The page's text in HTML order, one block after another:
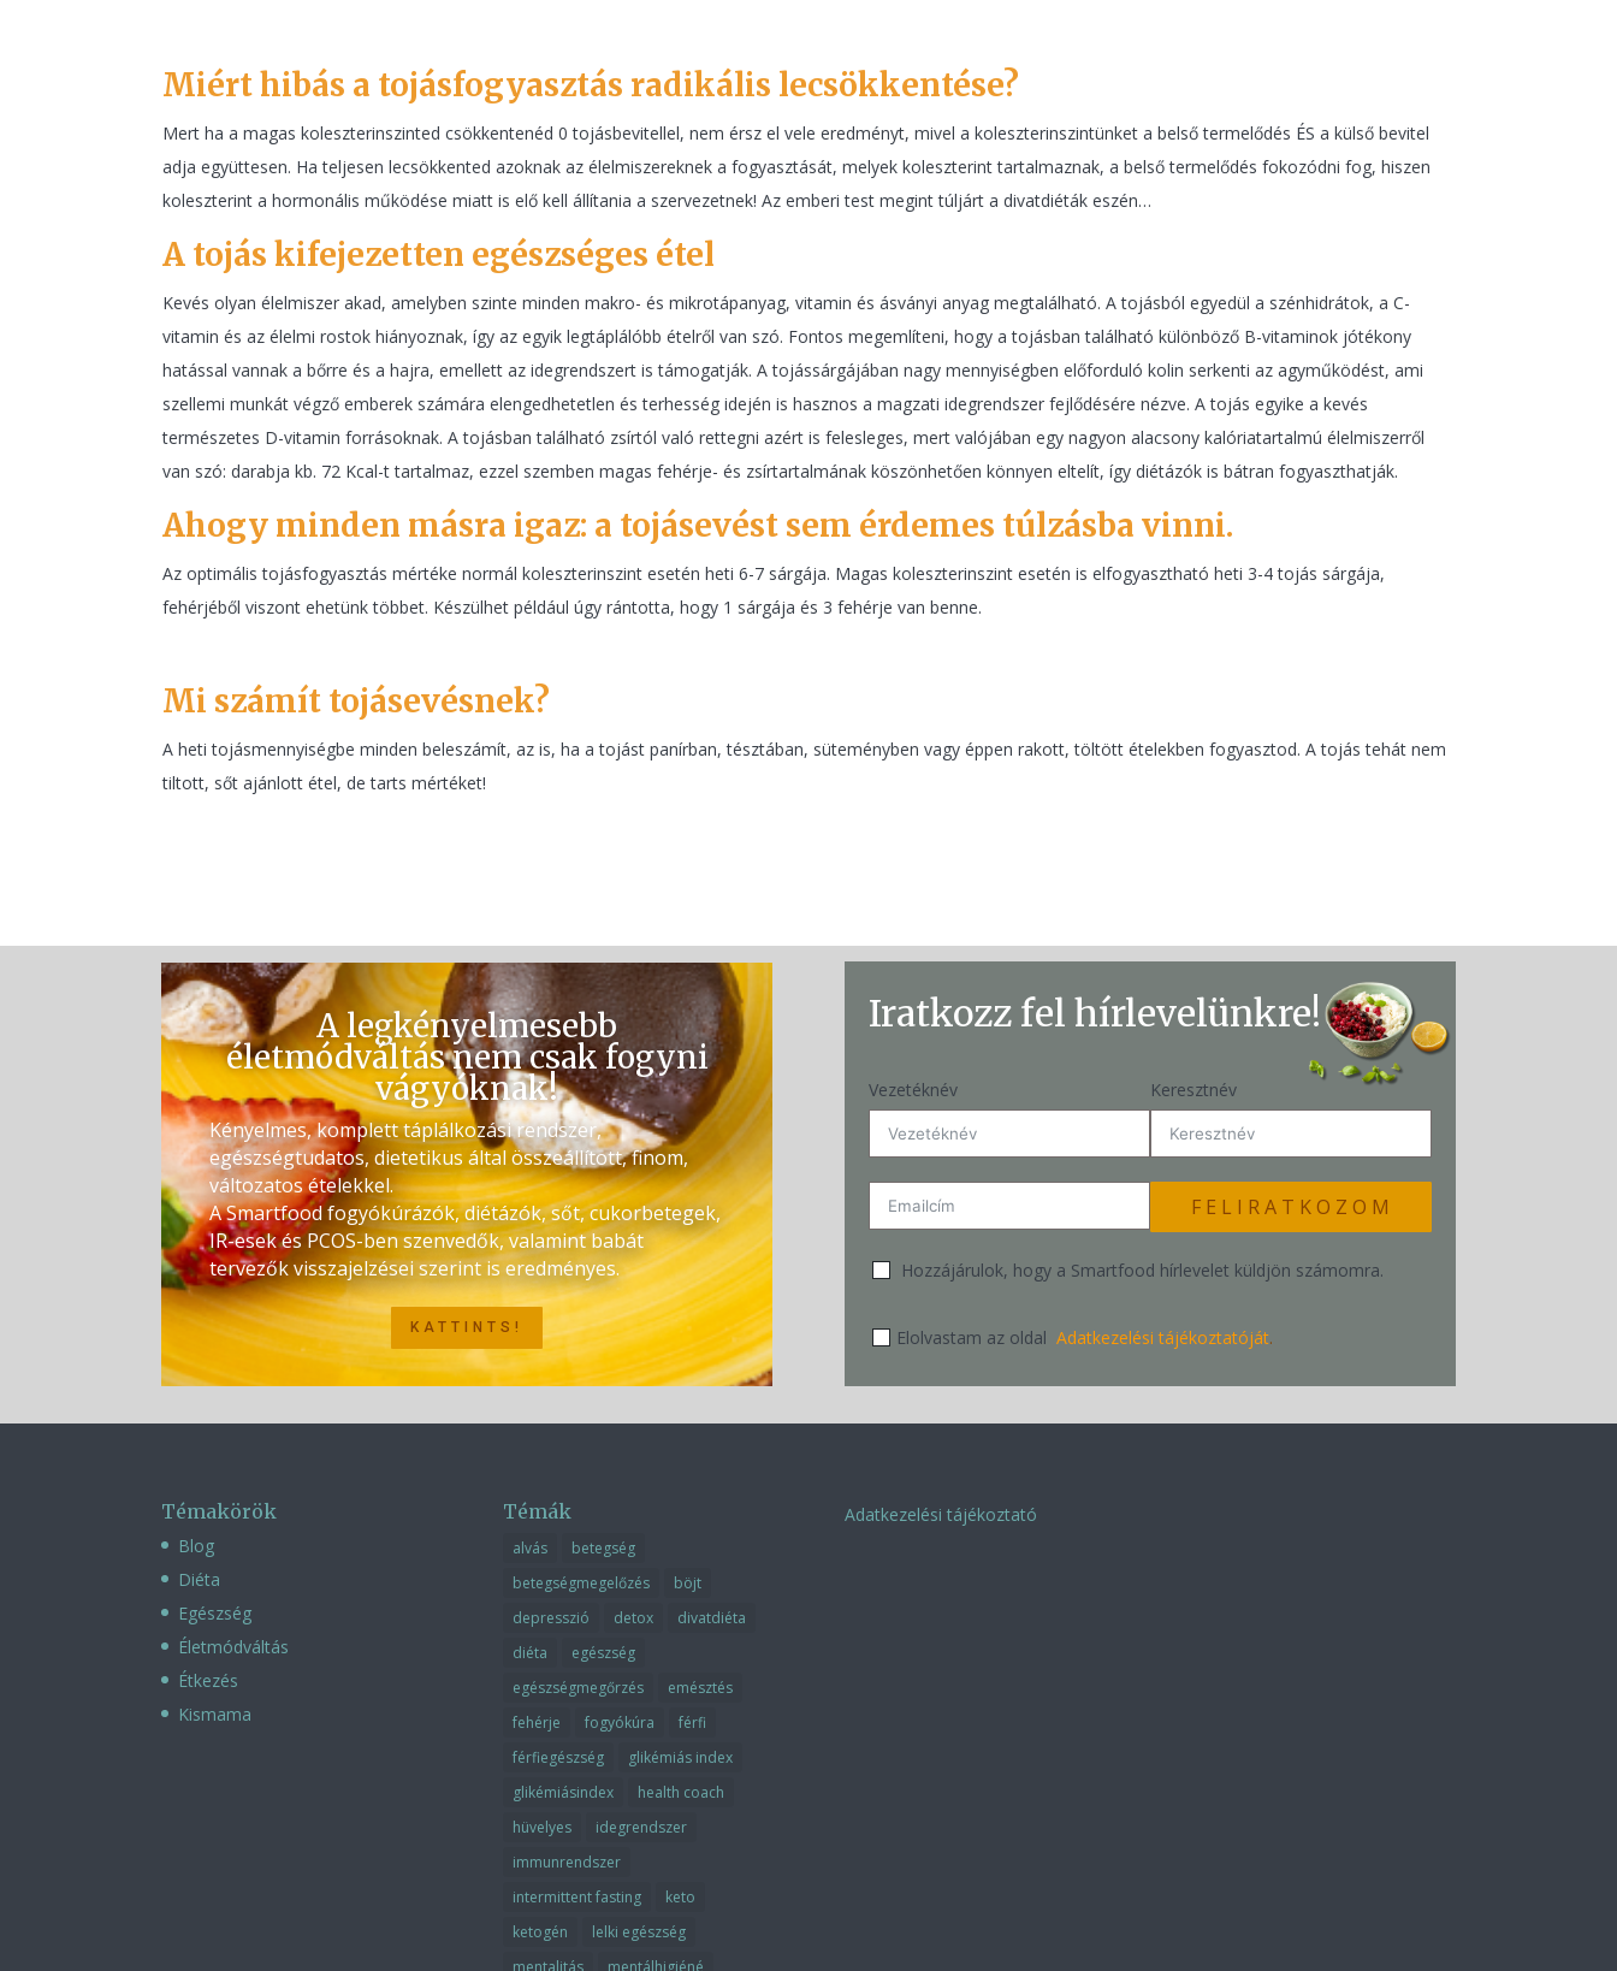
Miért hibás a tojásfogyasztás radikális lecsökkentése?
Mert ha a magas koleszterinszinted csökkentenéd 0 tojásbevitellel, nem érsz el vele eredményt, mivel a koleszterinszintünket a belső termelődés ÉS a külső bevitel
adja együttesen. Ha teljesen lecsökkented azoknak az élelmiszereknek a fogyasztását, melyek koleszterint tartalmaznak, a belső termelődés fokozódni fog, hiszen
koleszterint a hormonális működése miatt is elő kell állítania a szervezetnek! Az emberi test megint túljárt a divatdiéták eszén…
A tojás kifejezetten egészséges étel
Kevés olyan élelmiszer akad, amelyben szinte minden makro- és mikrotápanyag, vitamin és ásványi anyag megtalálható. A tojásból egyedül a szénhidrátok, a C-
vitamin és az élelmi rostok hiányoznak, így az egyik legtáplálóbb ételről van szó. Fontos megemlíteni, hogy a tojásban található különböző B-vitaminok jótékony
hatással vannak a bőrre és a hajra, emellett az idegrendszert is támogatják. A tojássárgájában nagy mennyiségben előforduló kolin serkenti az agyműködést, ami
szellemi munkát végző emberek számára elengedhetetlen és terhesség idején is hasznos a magzati idegrendszer fejlődésére nézve. A tojás egyike a kevés
természetes D-vitamin forrásoknak. A tojásban található zsírtól való rettegni azért is felesleges, mert valójában egy nagyon alacsony kalóriatartalmú élelmiszerről
van szó: darabja kb. 72 Kcal-t tartalmaz, ezzel szemben magas fehérje- és zsírtartalmának köszönhetően könnyen eltelít, így diétázók is bátran fogyaszthatják.
Ahogy minden másra igaz: a tojásevést sem érdemes túlzásba vinni.
Az optimális tojásfogyasztás mértéke normál koleszterinszint esetén heti 6-7 sárgája. Magas koleszterinszint esetén is elfogyasztható heti 3-4 tojás sárgája,
fehérjéből viszont ehetünk többet. Készülhet például úgy rántotta, hogy 1 sárgája és 3 fehérje van benne.
Mi számít tojásevésnek?
A heti tojásmennyiségbe minden beleszámít, az is, ha a tojást panírban, tésztában, süteményben vagy éppen rakott, töltött ételekben fogyasztod. A tojás tehát nem
tiltott, sőt ajánlott étel, de tarts mértéket!
A legkényelmesebb
életmódváltás nem csak fogyni
vágyóknak!
Kényelmes, komplett táplálkozási rendszer,
egészségtudatos, dietetikus által összeállított, finom,
változatos ételekkel.
A Smartfood fogyókúrázók, diétázók, sőt, cukorbetegek,
IR-esek és PCOS-ben szenvedők, valamint babát
tervezők visszajelzései szerint is eredményes.
KATTINTS!
Iratkozz fel hírlevelünkre!
Vezetéknév Keresztnév
F E L I R A T K O Z O M
Hozzájárulok, hogy a Smartfood hírlevelet küldjön számomra.
Elolvastam az oldal Adatkezelési tájékoztatóját.
Témakörök
Blog
Diéta
Egészség
Életmódváltás
Étkezés
Kismama
Témák
alvás
betegség
betegségmegelőzés
böjt
depresszió
detox
divatdiéta
diéta
egészség
egészségmegőrzés
emésztés
fehérje
fogyókúra
férfi
férfiegészség
glikémiás index
glikémiásindex
health coach
hüvelyes
idegrendszer
immunrendszer
intermittent fasting
keto
ketogén
lelki egészség
mentalitás
mentálhigiéné
Adatkezelési tájékoztató